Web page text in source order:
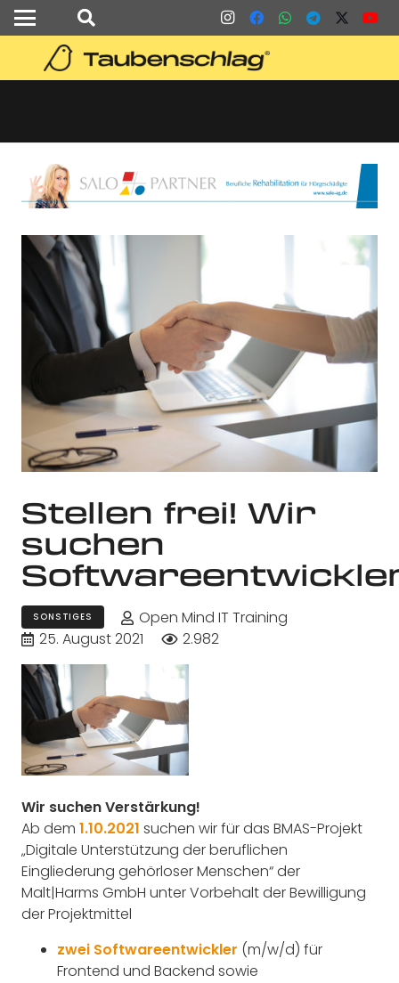
Stellen frei! Wir
suchen
SONSTIGES
Open Mind IT Training
25. August 2021
2.982
Wir suchen Verstärkung!
Ab dem 1.10.2021 suchen wir für das BMAS-Projekt
„Digitale Unterstützung der beruflichen
Eingliederung gehörloser Menschen“ der
Malt|Harms GmbH unter Vorbehalt der Bewilligung
der Projektmittel
zwei Softwareentwickler (m/w/d) für
Frontend und Backend sowie